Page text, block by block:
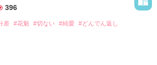
代わりする代わりに、澄乃への「婿入り」
婚。
396
差 #花魁 #切ない #純愛 #どんでん返し